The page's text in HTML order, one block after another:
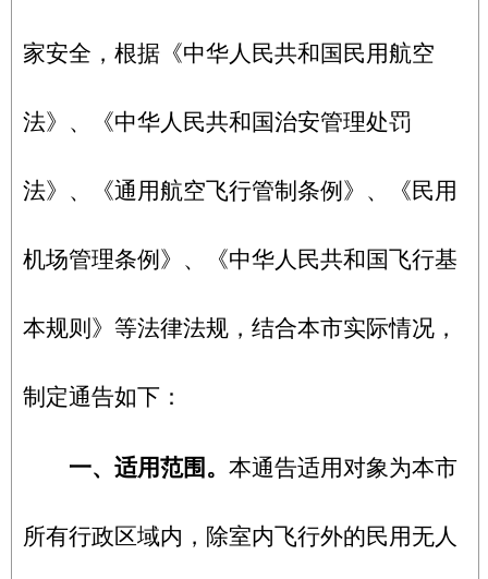
家安全，根据《中华人民共和国民用航空
法》、《中华人民共和国治安管理处罚
法》、《通用航空飞行管制条例》、《民用
机场管理条例》、《中华人民共和国飞行基
本规则》等法律法规，结合本市实际情况，
制定通告如下：
一、适用范围。 本通告适用对象为本市
所有行政区域内，除室内飞行外的民用无人